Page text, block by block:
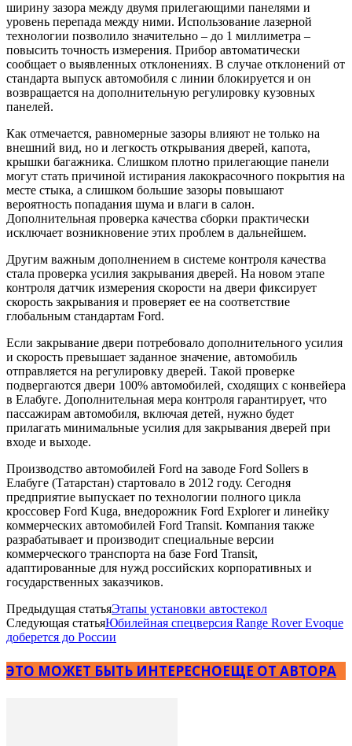
ширину зазора между двумя прилегающими панелями и
уровень перепада между ними. Использование лазерной
технологии позволило значительно – до 1 миллиметра –
повысить точность измерения. Прибор автоматически
сообщает о выявленных отклонениях. В случае отклонений от
стандарта выпуск автомобиля с линии блокируется и он
возвращается на дополнительную регулировку кузовных
панелей.
Как отмечается, равномерные зазоры влияют не только на
внешний вид, но и легкость открывания дверей, капота,
крышки багажника. Слишком плотно прилегающие панели
могут стать причиной истирания лакокрасочного покрытия на
месте стыка, а слишком большие зазоры повышают
вероятность попадания шума и влаги в салон.
Дополнительная проверка качества сборки практически
исключает возникновение этих проблем в дальнейшем.
Другим важным дополнением в системе контроля качества
стала проверка усилия закрывания дверей. На новом этапе
контроля датчик измерения скорости на двери фиксирует
скорость закрывания и проверяет ее на соответствие
глобальным стандартам Ford.
Если закрывание двери потребовало дополнительного усилия
и скорость превышает заданное значение, автомобиль
отправляется на регулировку дверей. Такой проверке
подвергаются двери 100% автомобилей, сходящих с конвейера
в Елабуге. Дополнительная мера контроля гарантирует, что
пассажирам автомобиля, включая детей, нужно будет
прилагать минимальные усилия для закрывания дверей при
входе и выходе.
Производство автомобилей Ford на заводе Ford Sollers в
Елабуге (Татарстан) стартовало в 2012 году. Сегодня
предприятие выпускает по технологии полного цикла
кроссовер Ford Kuga, внедорожник Ford Explorer и линейку
коммерческих автомобилей Ford Transit. Компания также
разрабатывает и производит специальные версии
коммерческого транспорта на базе Ford Transit,
адаптированные для нужд российских корпоративных и
государственных заказчиков.
Предыдущая статьяЭтапы установки автостекол
Следующая статьяЮбилейная спецверсия Range Rover Evoque
доберется до России
ЭТО МОЖЕТ БЫТЬ ИНТЕРЕСНОЕЩЕ ОТ АВТОРА